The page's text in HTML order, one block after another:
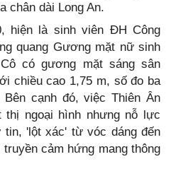
chân dài Long An.
hiện là sinh viên ĐH Công
quang Gương mặt nữ sinh
có gương mặt sáng sân
chiều cao 1,75 m, số đo ba
cạnh đó, việc Thiên Ân
ngoại hình nhưng nỗ lực
'lột xác' từ vóc dáng đến
cảm hứng mang thông